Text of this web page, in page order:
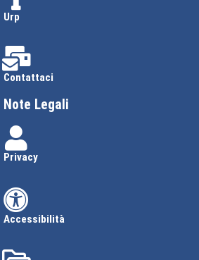
Urp
Contattaci
Note Legali
Privacy
Accessibilità